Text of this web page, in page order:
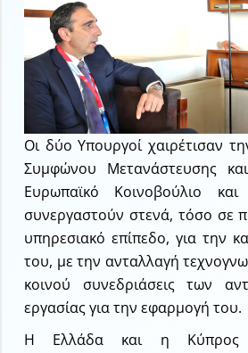
Οι δύο Υπουργοί χαιρέτισαν
Συμφώνου Μετανάστευσης
Ευρωπαϊκό Κοινοβούλιο
συνεργαστούν στενά, τόσο σε
υπηρεσιακό επίπεδο, για την
του, με την ανταλλαγή
κοινού συνεδριάσεις των
εργασίας για την εφαρμογή του.
Η Ελλάδα και η Κύπρος